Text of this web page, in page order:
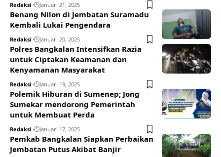
Redaksi Januari 21, 2025
Benang Nilon di Jembatan Suramadu
Kembali Lukai Pengendara
Redaksi Januari 20, 2025
Polres Bangkalan Intensifkan Razia
untuk Ciptakan Keamanan dan
Kenyamanan Masyarakat
Redaksi Januari 19, 2025
Polemik Hiburan di Sumenep; Jong
Sumekar mendorong Pemerintah
untuk Membuat Perda
Redaksi Januari 17, 2025
Pemkab Bangkalan Siapkan Perbaikan
Jembatan Putus Akibat Banjir